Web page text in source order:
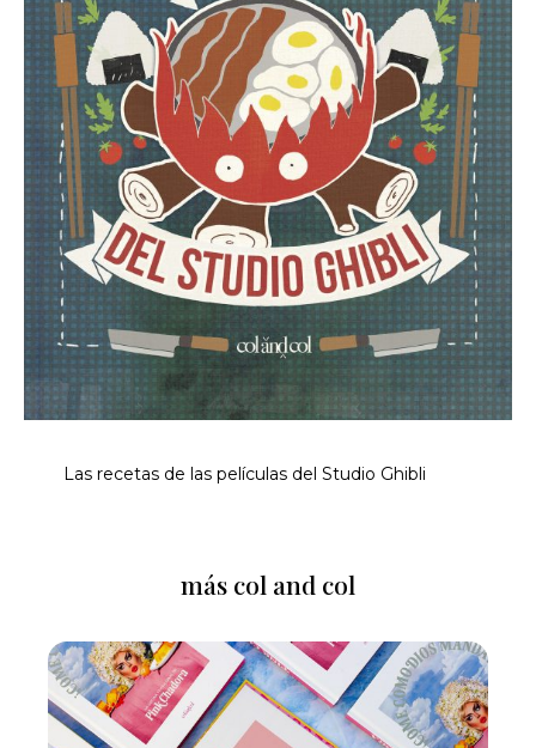
Las recetas de las películas del Studio Ghibli
más col and col